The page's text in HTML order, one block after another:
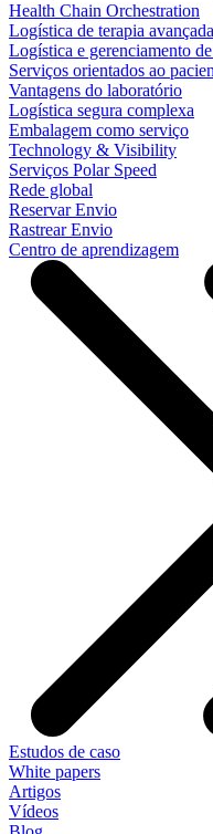
Health Chain Orchestration
Logística de terapia avançada
Logística e gerenciamento
Serviços orientados ao
Vantagens do laboratório
Logística segura complexa
Embalagem como serviço
Technology & Visibility
Serviços Polar Speed
Rede global
Reservar Envio
Rastrear Envio
Centro de aprendizagem
Estudos de caso
White papers
Artigos
Vídeos